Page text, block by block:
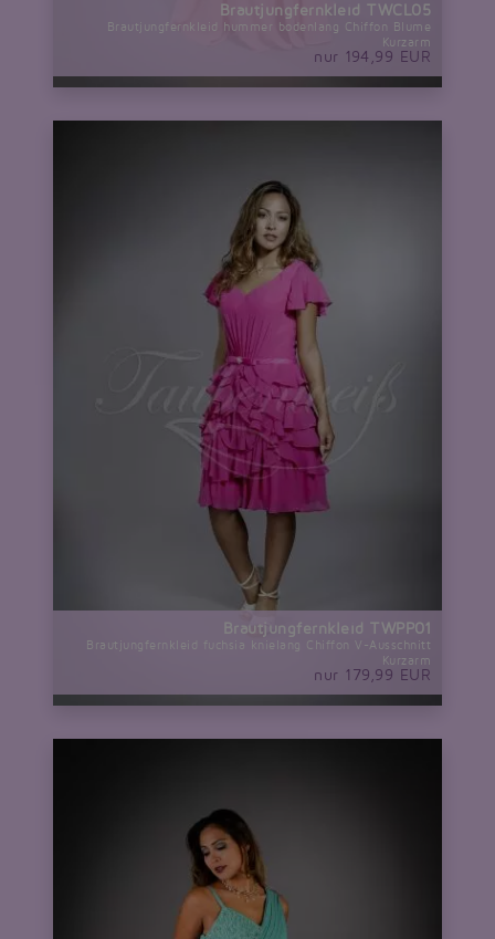
Brautjungfernkleid TWCL05
Brautjungfernkleid hummer bodenlang Chiffon Blume
Kurzarm
nur 194,99 EUR
Brautjungfernkleid TWPP01
Brautjungfernkleid fuchsia knielang Chiffon V-Ausschnitt
Kurzarm
nur 179,99 EUR